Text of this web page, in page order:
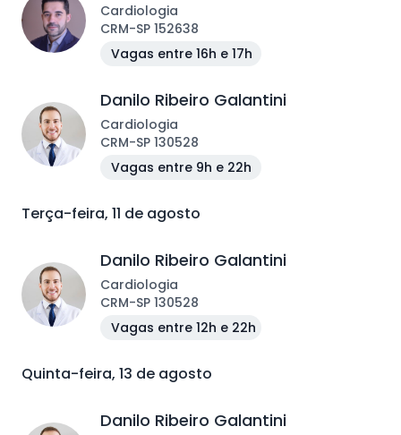
Cardiologia
CRM-SP 152638
Vagas entre 16h e 17h
Danilo Ribeiro Galantini
Cardiologia
CRM-SP 130528
Vagas entre 9h e 22h
Terça-feira, 11 de agosto
Danilo Ribeiro Galantini
Cardiologia
CRM-SP 130528
Vagas entre 12h e 22h
Quinta-feira, 13 de agosto
Danilo Ribeiro Galantini